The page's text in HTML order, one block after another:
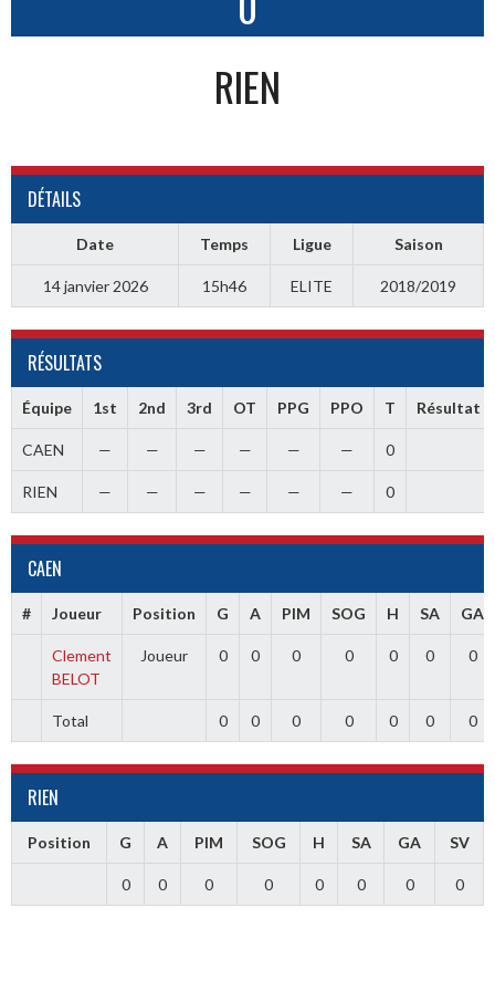
RIEN
DÉTAILS
Date Temps Ligue Saison
14 janvier 2026 15h46 ELITE 2018/2019
RÉSULTATS
Équipe 1st 2nd 3rd OT PPG PPO T Résultat
CAEN — — — — — — 0
RIEN — — — — — — 0
CAEN
# Joueur Position G A PIM SOG H SA GA
Clement
BELOT
Joueur 0 0 0 0 0 0 0
Total 0 0 0 0 0 0 0
RIEN
Position G A PIM SOG H SA GA SV
0 0 0 0 0 0 0 0